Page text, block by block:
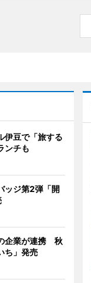
伊豆で「旅する
ンチも
ッジ第2弾「開
企業が連携 秋
ち」発売